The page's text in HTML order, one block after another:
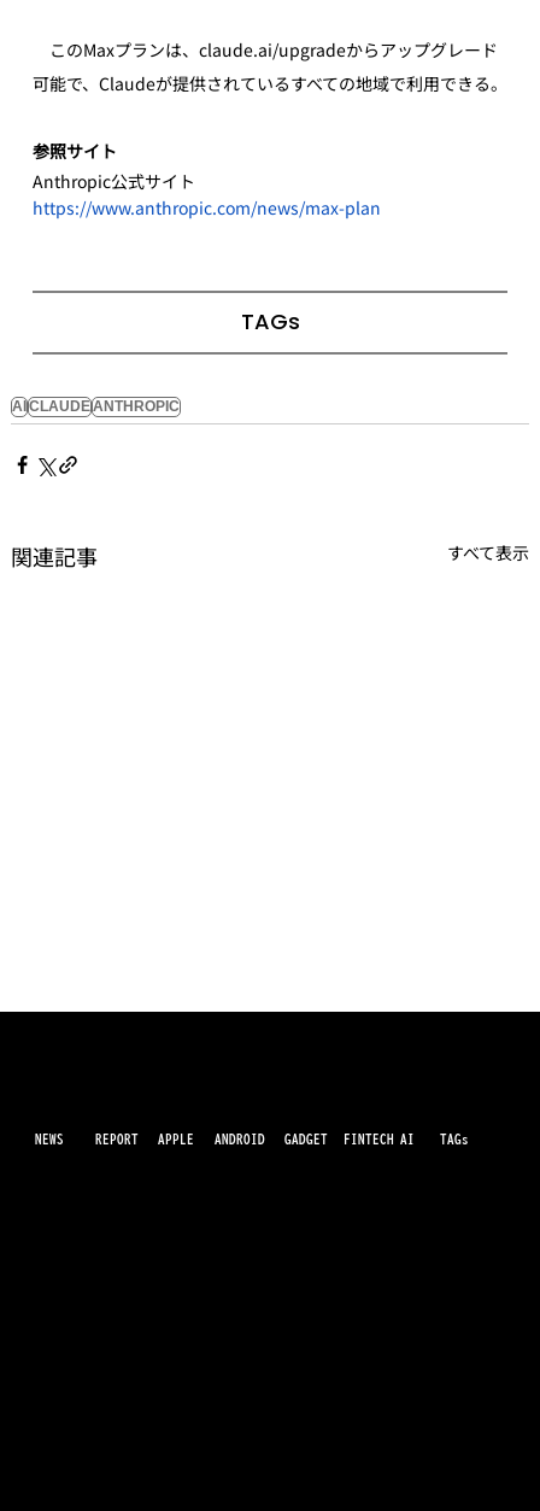
このMaxプランは、claude.ai/upgradeからアップグレード
可能で、Claudeが提供されているすべての地域で利用できる。
参照サイト
Anthropic公式サイト
https://www.anthropic.com/news/max-plan
TAGs
AI CLAUDEANTHROPIC
関連記事 すべて表示
NEWS REPORT APPLE ANDROID GADGET FINTECH AI TAGs